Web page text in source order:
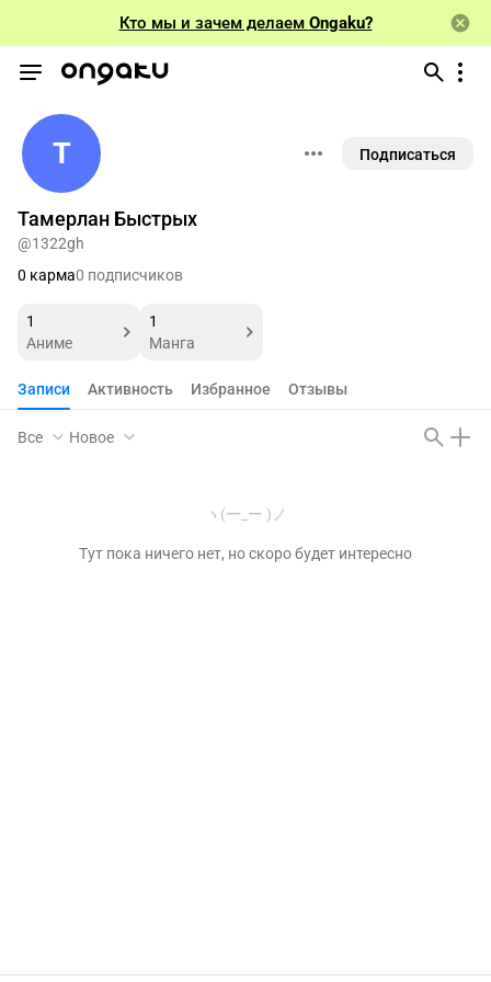
Кто мы и зачем делаем Ongaku?
Т
Тамерлан Быстрых
Подписаться
@1322gh
0 карма0 подписчиков
1
Аниме
1
Манга
Записи Активность Избранное Отзывы
Все Новое
ヽ(ー_ー )ノ
Тут пока ничего нет, но скоро будет интересно